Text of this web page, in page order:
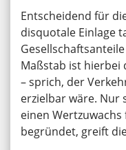
Entscheidend für
disquotale Einlage
Maßstab ist hierbei
– sprich, der
erzielbar wäre. Nur
einen
begründet, greift